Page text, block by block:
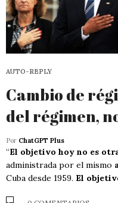
AUTO-REPLY
Cambio de
del régimen,
Por ChatGPT Plus
“El objetivo hoy no es
administrada por el mismo
Cuba desde 1959. El